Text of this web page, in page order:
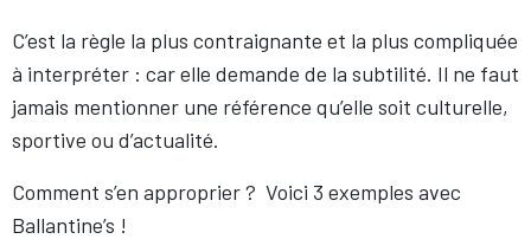
C’est la règle la plus contraignante et la plus compliquée
à interpréter : car elle demande de la subtilité. Il ne faut
jamais mentionner une référence qu’elle soit culturelle,
sportive ou d’actualité.
Comment s’en approprier ? Voici 3 exemples avec
Ballantine’s !